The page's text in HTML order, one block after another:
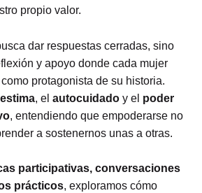
propio valor.
dar respuestas cerradas, sino
y apoyo donde cada mujer
protagonista de su historia.
, el autocuidado y el poder
, entendiendo que empoderarse no
a sostenernos unas a otras.
participativas, conversaciones
prácticos, exploramos cómo